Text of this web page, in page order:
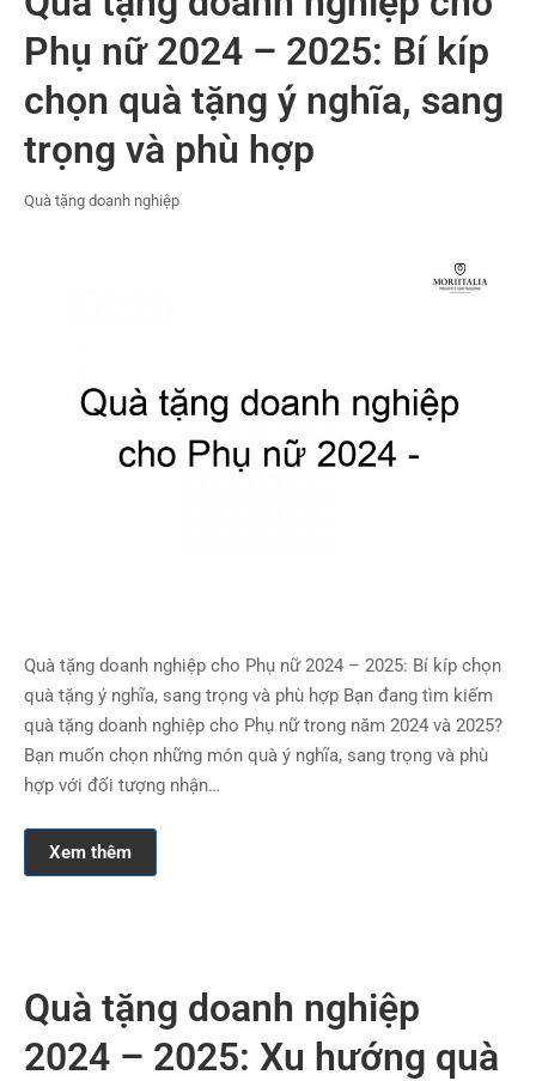
Phụ nữ 2024 – 2025: Bí kíp
chọn quà tặng ý nghĩa, sang
trọng và phù hợp
Quà tặng doanh nghiệp
Quà tặng doanh nghiệp cho Phụ nữ 2024 – 2025: Bí kíp chọn
quà tặng ý nghĩa, sang trọng và phù hợp Bạn đang tìm kiếm
quà tặng doanh nghiệp cho Phụ nữ trong năm 2024 và 2025?
Bạn muốn chọn những món quà ý nghĩa, sang trọng và phù
hợp với đối tượng nhận…
Xem thêm
Quà tặng doanh nghiệp
2024 – 2025: Xu hướng quà